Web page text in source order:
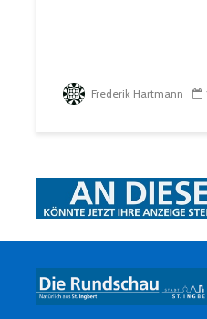
Frederik Hartmann